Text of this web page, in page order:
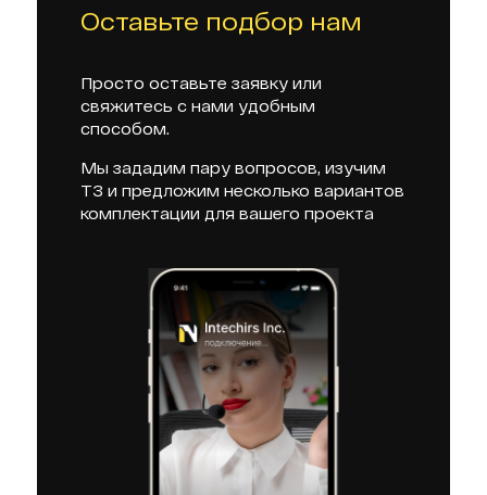
Оставьте подбор нам
Просто оставьте заявку или
свяжитесь с нами удобным
способом.
Мы зададим пару вопросов, изучим
ТЗ и предложим несколько вариантов
комплектации для вашего проекта